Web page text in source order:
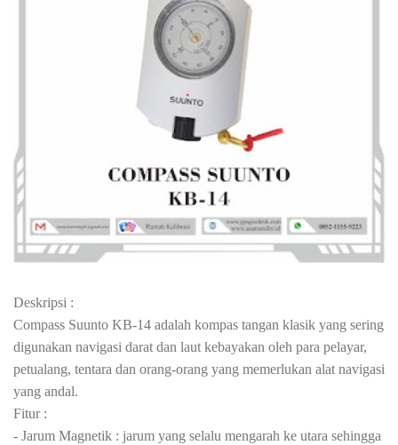
Deskripsi :
Compass Suunto KB-14 adalah kompas tangan klasik yang sering
digunakan navigasi darat dan laut kebayakan oleh para pelayar,
petualang, tentara dan orang-orang yang memerlukan alat navigasi
yang andal.
Fitur :
- Jarum Magnetik : jarum yang selalu mengarah ke utara sehingga